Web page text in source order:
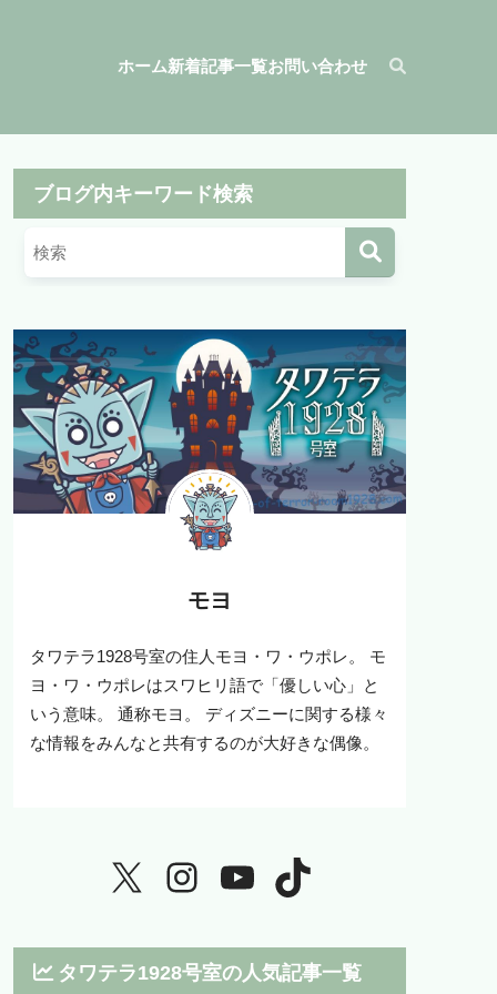
ホーム新着記事一覧お問い合わせ
ブログ内キーワード検索
モヨ
タワテラ1928号室の住人モヨ・ワ・ウポレ。 モ
ヨ・ワ・ウポレはスワヒリ語で「優しい心」と
いう意味。 通称モヨ。 ディズニーに関する様々
な情報をみんなと共有するのが大好きな偶像。
タワテラ1928号室の人気記事一覧